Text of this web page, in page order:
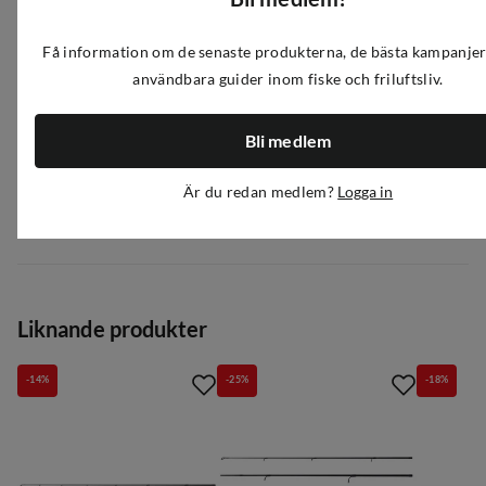
Artikelnummer A466537 FS622867 | 382-3858
Egenskaper
Leverantörens artikelnummer: 1551687
4.0
Baserat på 2 betyg
3 år sedan
Liknande produkter
-14% -25% -18%
Få information om de senaste produkterna, de bästa
användbara guider inom fiske och friluftsliv.
Bli medlem
Är du redan medlem? Logga in